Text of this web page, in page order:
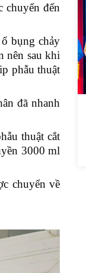
chuyển đến
bụng chảy
nên sau khi
phẫu thuật
đã nhanh
thuật cắt
3000 ml
chuyển về